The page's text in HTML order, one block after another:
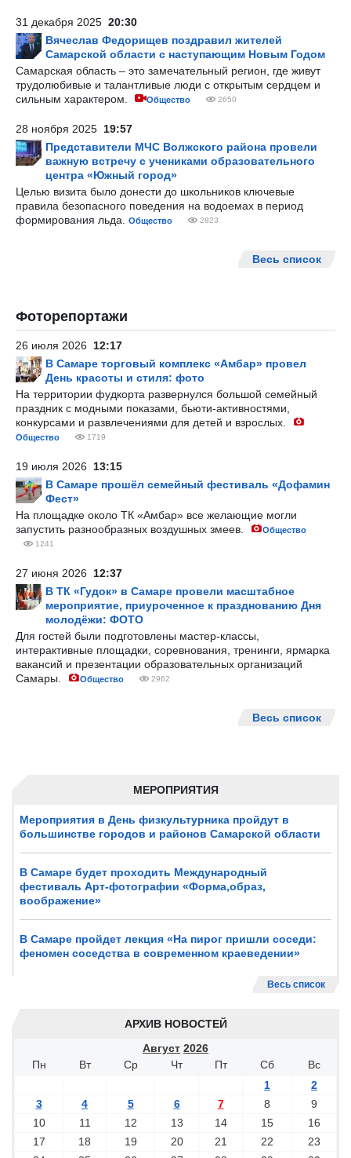
МЕРОПРИЯТИЯ
Мероприятия в День физкультурника пройдут в
большинстве городов и районов Самарской области
В Самаре будет проходить Международный
фестиваль Арт-фотографии «Форма,образ,
воображение»
В Самаре пройдет лекция «На пирог пришли соседи:
феномен соседства в современном краеведении»
Весь список
АРХИВ НОВОСТЕЙ
Август 2026
Пн
Вт Ср Чт Пт Сб
Вс
1
2
3
4 5 6 7 8
9
10
11 12 13 14 15
16
17
18 19 20 21 22
23
31 декабря 2025 20:30
Вячеслав Федорищев поздравил жителей
Самарской области с наступающим Новым Годом
Самарская область – это замечательный регион, где живут
трудолюбивые и талантливые люди с открытым сердцем и
сильным характером.
Общество 2650
28 ноября 2025 19:57
Представители МЧС Волжского района провели
важную встречу с учениками образовательного
центра «Южный город»
Целью визита было донести до школьников ключевые
правила безопасного поведения на водоемах в период
формирования льда.
Общество 2823
Весь список
Фоторепортажи
26 июля 2026 12:17
В Самаре торговый комплекс «Амбар» провел
День красоты и стиля: фото
На территории фудкорта развернулся большой семейный
праздник с модными показами, бьюти-активностями,
конкурсами и развлечениями для детей и взрослых.
Общество 1719
19 июля 2026 13:15
В Самаре прошёл семейный фестиваль «Дофамин
Фест»
На площадке около ТК «Амбар» все желающие могли
запустить разнообразных воздушных змеев.
Общество
1241
27 июня 2026 12:37
В ТК «Гудок» в Самаре провели масштабное
мероприятие, приуроченное к празднованию Дня
молодёжи: ФОТО
Для гостей были подготовлены мастер-классы,
интерактивные площадки, соревнования, тренинги, ярмарка
вакансий и презентации образовательных организаций
Самары.
Общество 2962
Весь список